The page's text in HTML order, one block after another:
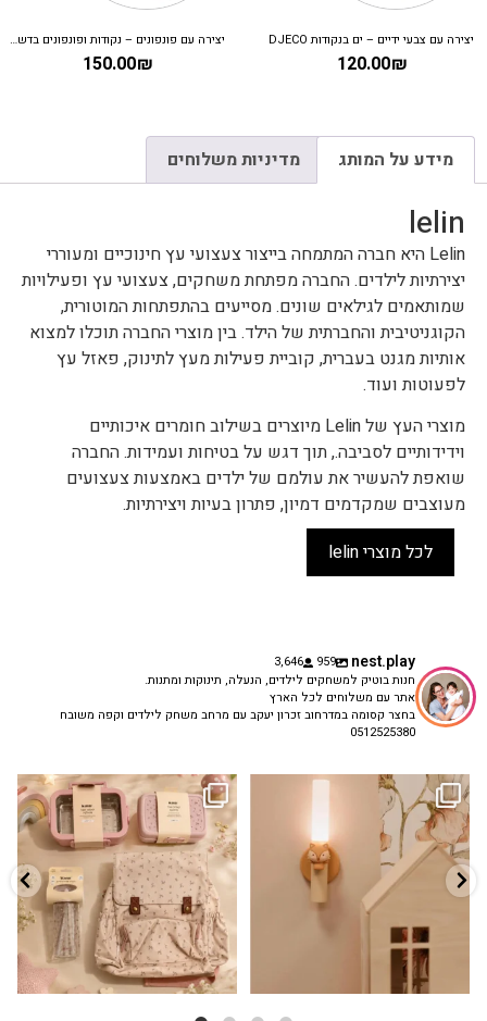
יצירה עם צבעי ידיים – ים בנקודות DJECO
120.00₪
יצירה עם פונפונים – נקודות ופונפונים בדשא DJECO
150.00₪
מידע על המותג מדיניות משלוחים
lelin
Lelin היא חברה המתמחה בייצור צעצועי עץ חינוכיים ומעוררי
יצירתיות לילדים. החברה מפתחת משחקים, צעצועי עץ ופעילויות
שמותאמים לגילאים שונים. מסייעים בהתפתחות המוטורית,
הקוגניטיבית והחברתית של הילד. בין מוצרי החברה תוכלו למצוא
אותיות מגנט בעברית, קוביית פעילות מעץ לתינוק, פאזל עץ
לפעוטות ועוד.
מוצרי העץ של Lelin מיוצרים בשילוב חומרים איכותיים
וידידותיים לסביבה., תוך דגש על בטיחות ועמידות. החברה
שואפת להעשיר את עולמם של ילדים באמצעות צעצועים
מעוצבים שמקדמים דמיון, פתרון בעיות ויצירתיות.
לכל מוצרי lelin
nest.play
959
3,646
חנות בוטיק למשחקים לילדים, הנעלה, תינוקות ומתנות.
אתר עם משלוחים לכל הארץ
בחצר קסומה במדרחוב זכרון יעקב עם מרחב משחק לילדים וקפה משובח
0512525380
✨ חוזרים למסגרת בסטייל! ✨
הקולקציה החדשה...
9 4
גם פריט עיצובי לחדר, גם מנורת לילה
...
3 0